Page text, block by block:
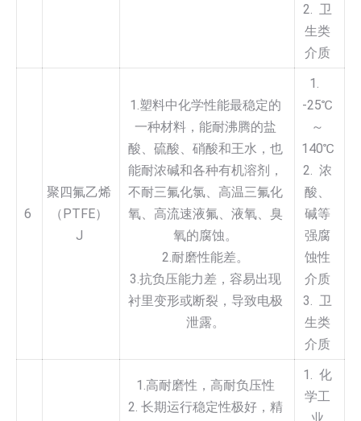
2. 卫
生类
介质
6
聚四氟乙烯
（PTFE）
J
1.塑料中化学性能最稳定的
一种材料，能耐沸腾的盐
酸、硫酸、硝酸和王水，也
能耐浓碱和各种有机溶剂，
不耐三氟化氯、高温三氟化
氧、高流速液氟、液氧、臭
氧的腐蚀。
2.耐磨性能差。
3.抗负压能力差，容易出现
衬里变形或断裂，导致电极
泄露。
1.
-25℃
～
140℃
2. 浓
酸、
碱等
强腐
蚀性
介质
3. 卫
生类
介质
1.高耐磨性，高耐负压性
2. 长期运行稳定性极好，精
1. 化
学工